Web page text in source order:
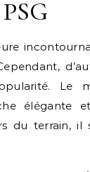
Le
élégante
du terrain, il